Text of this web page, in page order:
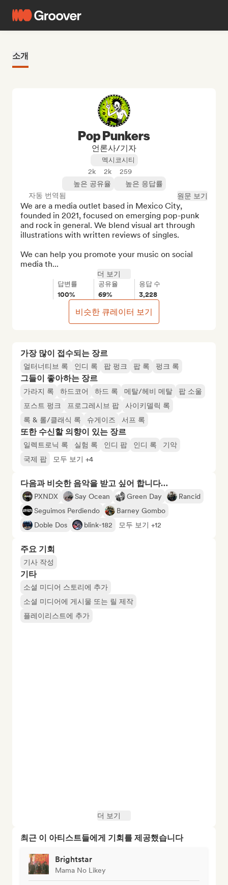
소개
가장 많이 접수되는 장르
얼터너티브 록 인디 록 팝 펑크 팝 록 펑크 록
그들이 좋아하는 장르
가라지 록 하드코어 하드 록 메탈/헤비 메탈
팝 소울
포스트 펑크
프로그레시브 팝
사이키델릭 록
록 & 롤/클래식 록
슈게이즈 서프 록
또한 수신할 의향이 있는 장르
일렉트로닉 록 실험 록 인디 팝 인디 록
기악
국제 팝
모두 보기 +4
다음과 비슷한 음악을 받고 싶어 합니다…
PXNDX Say Ocean Green Day
Rancid
Seguimos Perdiendo
Barney Gombo
Doble Dos
blink-182 모두 보기 +12
주요 기회
기사 작성
기타
소셜 미디어 스토리에 추가
소셜 미디어에 게시물 또는 릴 제작
플레이리스트에 추가
더 보기
최근 이 아티스트들에게 기회를 제공했습니다
Brightstar
Mama No Likey
Pop Punkers
언론사/기자
멕시코시티
2k 2k
259
높은 공유율
높은 응답률
자동 번역됨
원문 보기
We are a media outlet based in Mexico City,
founded in 2021, focused on emerging pop-punk
and rock in general. We blend visual art through
illustrations with written reviews of singles.
We can help you promote your music on social
media th...
더 보기
답변률
100%
공유율
69%
응답 수
3,228
비슷한 큐레이터 보기